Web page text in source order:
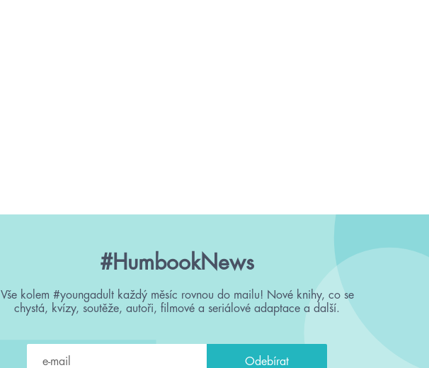
#HumbookNews
Vše kolem #youngadult každý měsíc rovnou do mailu! Nové knihy, co se
chystá, kvízy, soutěže, autoři, filmové a seriálové adaptace a další.